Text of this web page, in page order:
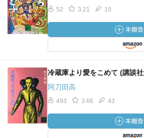
52 3.21 10
冷蔵庫より愛をこめて (講談
阿刀田高
493 3.66 43